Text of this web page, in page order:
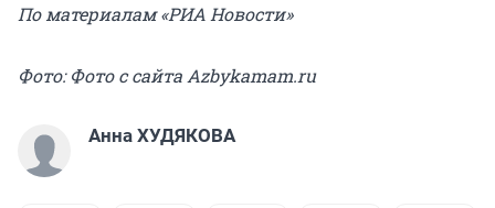
По материалам «РИА Новости»
Фото: Фото с сайта Azbykamam.ru
Анна ХУДЯКОВА